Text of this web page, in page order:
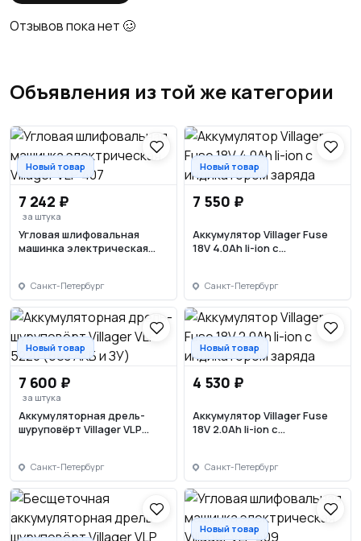
Отзывов пока нет 🥴
Объявления из той же категории
Новый товар
7 242 ₽
за штука
Угловая шлифовальная
машинка электрическая
Санкт-Петербург
Новый товар
7 550 ₽
Аккумулятор Villager Fuse
18V 4.0Ah li-ion с
Санкт-Петербург
Новый товар
7 600 ₽
за штука
Аккумуляторная дрель-
шуруповёрт Villager VLP
Санкт-Петербург
Новый товар
4 530 ₽
Аккумулятор Villager Fuse
18V 2.0Ah li-ion с
Санкт-Петербург
Новый товар